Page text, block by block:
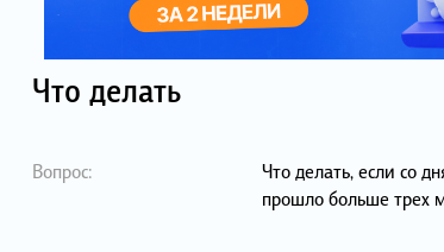
Что делать
Вопрос:
Что делать, если со
прошло больше трех